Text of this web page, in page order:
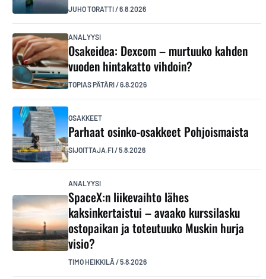
JUHO TORATTI/6.8.2026
ANALYYSI
Osakeidea: Dexcom – murtuuko kahden
vuoden hintakatto vihdoin?
TOPIAS PÄTÄRI/6.8.2026
OSAKKEET
Parhaat osinko-osakkeet Pohjoismaista
SIJOITTAJA.FI/5.8.2026
ANALYYSI
SpaceX:n liikevaihto lähes
kaksinkertaistui – avaako kurssilasku
ostopaikan ja toteutuuko Muskin hurja
visio?
TIMO HEIKKILÄ /5.8.2026